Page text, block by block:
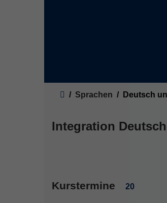
Sprachen Deutsch
Integration
Kurstermine 20